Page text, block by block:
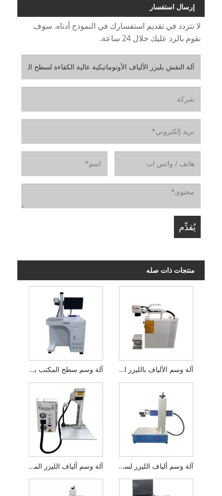
إرسال استفسار
لا تتردد في تقديم استفسارك في النموذج أدناه. سوف
نقوم بالرد عليك خلال 24 ساعة.
منتجات ذات صله
آلة وسم سطح المكتب بألياف الليزر آلة وسم الألياف بالليزر المحمولة
آلة وسم ألياف الليزر المحمولة آلة وسم ألياف الليزر لسطح المكتب المصغرة